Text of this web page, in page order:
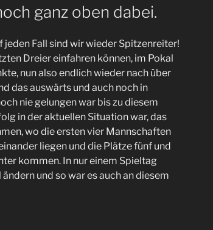
ganz oben dabei.
jeden Fall sind wir wieder Spitzenreiter!
Dreier einfahren können, im Pokal
nun also endlich wieder nach über
das auswärts und auch noch in
nie gelungen war bis zu diesem
in der aktuellen Situation war, das
wo die ersten vier Mannschaften
liegen und die Plätze fünf und
kommen. In nur einem Spieltag
und so war es auch an diesem